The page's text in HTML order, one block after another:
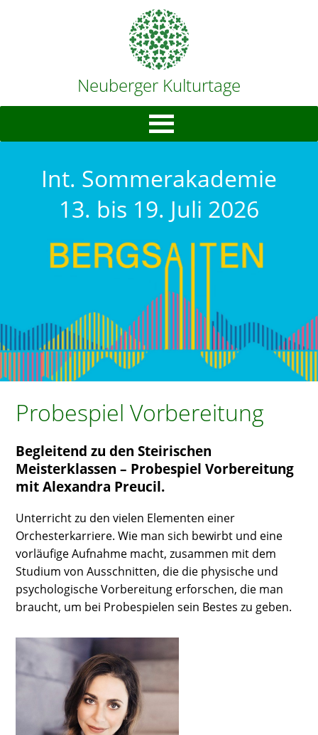
Neuberger Kulturtage
Int. Sommerakademie
13. bis 19. Juli 2026
Probespiel Vorbereitung
Begleitend zu den Steirischen
Meisterklassen – Probespiel Vorbereitung
mit Alexandra Preucil.
Unterricht zu den vielen Elementen einer
Orchesterkarriere. Wie man sich bewirbt und eine
vorläufige Aufnahme macht, zusammen mit dem
Studium von Ausschnitten, die die physische und
psychologische Vorbereitung erforschen, die man
braucht, um bei Probespielen sein Bestes zu geben.